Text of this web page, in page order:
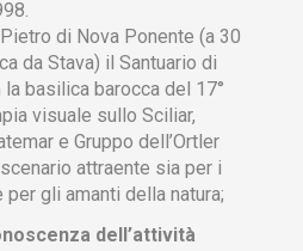
di Nova Ponente (a 30
da Stava) il Santuario di
basilica barocca del 17°
visuale sullo Sciliar,
e Gruppo dell’Ortler
attraente sia per i
gli amanti della natura;
dell’attività